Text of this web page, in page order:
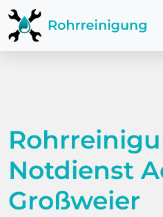
Notdienst
Großweier